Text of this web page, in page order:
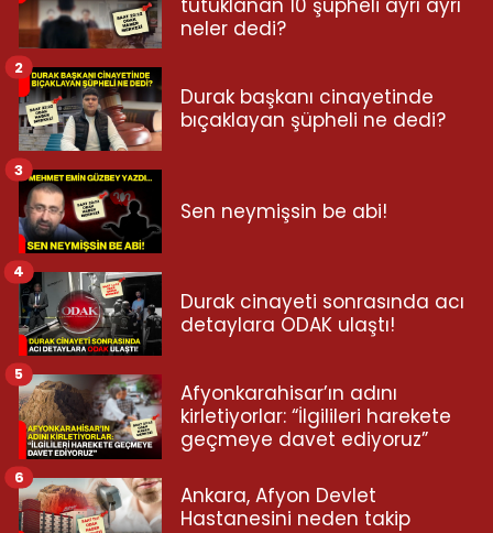
tutuklanan 10 şüpheli ayrı ayrı
neler dedi?
Durak başkanı cinayetinde
bıçaklayan şüpheli ne dedi?
2
Sen neymişsin be abi!
3
Durak cinayeti sonrasında acı
detaylara ODAK ulaştı!
4
Afyonkarahisar’ın adını
kirletiyorlar: “İlgilileri harekete
geçmeye davet ediyoruz”
5
Ankara, Afyon Devlet
Hastanesini neden takip
6